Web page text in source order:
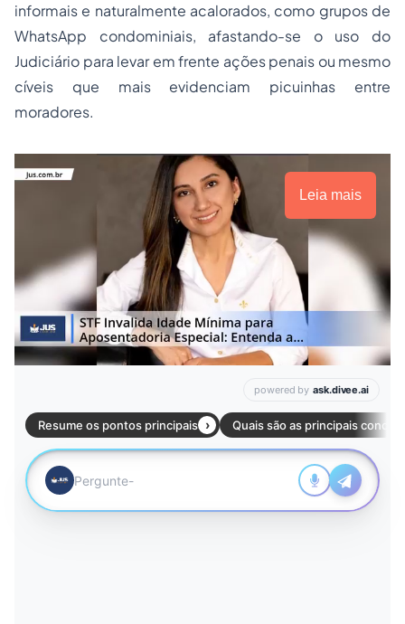
informais e naturalmente acalorados, como grupos de
WhatsApp condominiais, afastando-se o uso do
Judiciário para levar em frente ações penais ou mesmo
cíveis que mais evidenciam picuinhas entre
moradores.
Leia mais